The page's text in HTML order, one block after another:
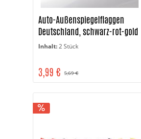
Auto-Außenspiegelflaggen
Deutschland, schwarz-rot-gold
Inhalt:2 Stück
5,69 €
3,99 €